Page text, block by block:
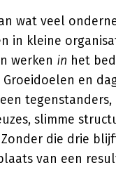
wat veel
in kleine
werken in het
en
tegenstanders,
slimme
die drie
van een